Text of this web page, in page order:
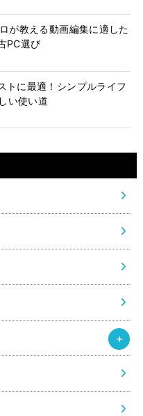
が教える動画編集に適した
PC選び
トに最適！シンプルライフ
い使い道